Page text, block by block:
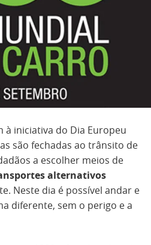
à iniciativa do Dia Europeu
são fechadas ao trânsito de
a escolher meios de
alternativos
Neste dia é possível andar e
diferente, sem o perigo e a